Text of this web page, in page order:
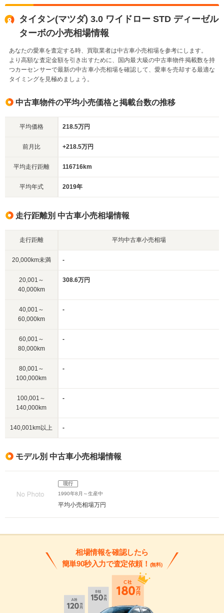
タイタン(マツダ) 3.0 ワイドロー STD ディーゼル
ターボの小売相場情報
あなたの愛車を査定する時、買取業者は中古車小売相場を参考にします。
より高額な査定金額を引き出すために、国内最大級の中古車物件掲載数を持
つカーセンサーで最新の中古車小売相場を確認して、愛車を売却する最適な
タイミングを見極めましょう。
中古車物件の平均小売価格と掲載台数の推移
平均価格 218.5万円
前月比 +218.5万円
平均走行距離 116716km
平均年式 2019年
走行距離別 中古車小売相場情報
走行距離 平均中古車小売相場
20,000km未満 -
20,001～
40,000km
308.6万円
40,001～
60,000km
-
60,001～
80,000km
-
80,001～
100,000km
-
100,001～
140,000km
-
140,001km以上 -
モデル別 中古車小売相場情報
現行
1990年8月～生産中
平均小売相場万円
相場情報を確認したら
簡単90秒入力で査定依頼！ (無料)